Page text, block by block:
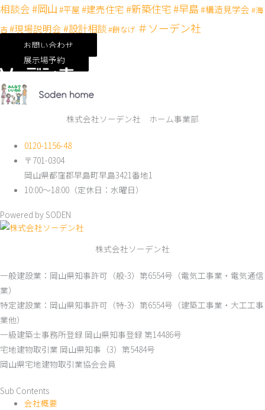
相談会#岡山 #平屋 #建売住宅 #新築住宅#早島#構造見学会 #海
吉#現場説明会#設計相談#餅なげ ＃ソーデン社
お問い合わせ
展示場予約
株式会社ソーデン社 ホーム事業部
0120-1156-48
〒701-0304
岡山県都窪郡早島町早島3421番地1
10:00～18:00（定休日：水曜日）
Powered by SODEN
株式会社ソーデン社
一般建設業：岡山県知事許可（般-3）第6554号（電気工事業・電気通信
業）
特定建設業：岡山県知事許可（特-3）第6554号（建築工事業・大工工事
業他）
一級建築士事務所登録 岡山県知事登録 第14486号
宅地建物取引業 岡山県知事（3）第5484号
岡山県宅地建物取引業協会会員
Sub Contents
会社概要